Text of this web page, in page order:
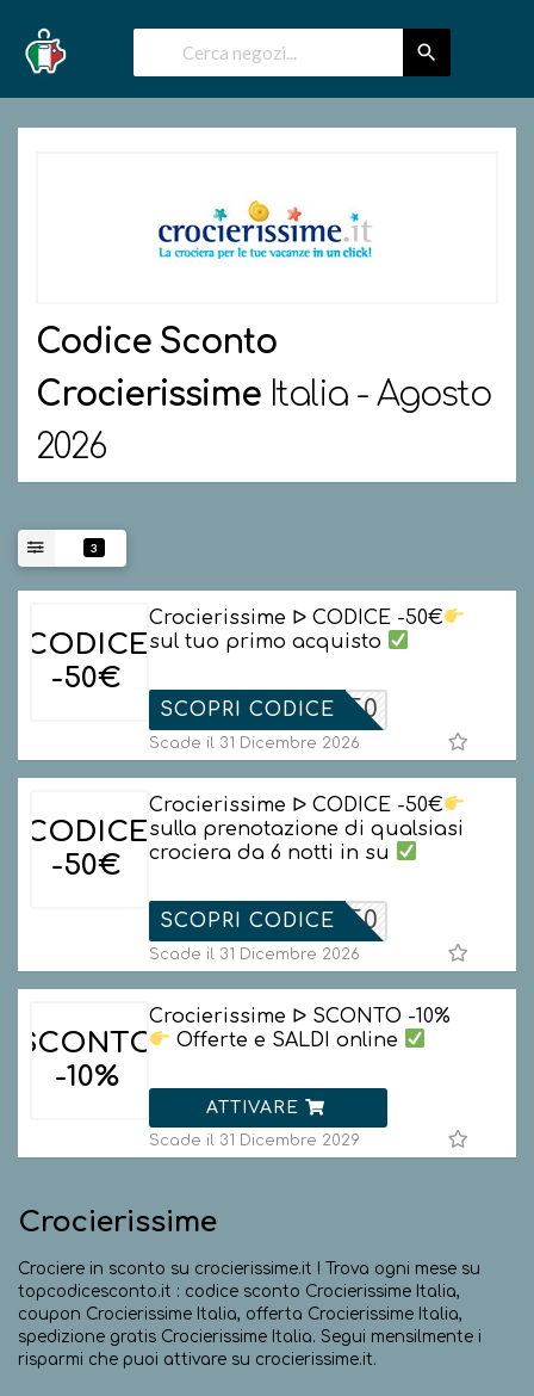
Codice Sconto
Crocierissime Italia - Agosto
2026
3
CODICE
-50€
Crocierissime ᐅ CODICE -50€
sul tuo primo acquisto
ELCOME50
SCOPRI CODICE
Scade il 31 Dicembre 2026
CODICE
-50€
Crocierissime ᐅ CODICE -50€
sulla prenotazione di qualsiasi
crociera da 6 notti in su
AWIN50
SCOPRI CODICE
Scade il 31 Dicembre 2026
SCONTO
-10%
Crocierissime ᐅ SCONTO -10%
Offerte e SALDI online
ATTIVARE
Scade il 31 Dicembre 2029
Crocierissime
Crociere in sconto su crocierissime.it ! Trova ogni mese su
topcodicesconto.it : codice sconto Crocierissime Italia,
coupon Crocierissime Italia, offerta Crocierissime Italia,
spedizione gratis Crocierissime Italia. Segui mensilmente i
risparmi che puoi attivare su crocierissime.it.